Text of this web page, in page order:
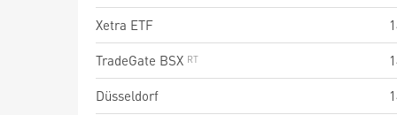
Xetra ETF
TradeGate BSX
Düsseldorf